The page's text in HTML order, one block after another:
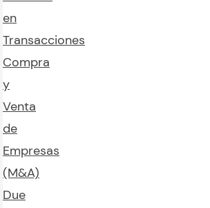
en
Transacciones
Compra
y
Venta
de
Empresas
(M&A)
Due